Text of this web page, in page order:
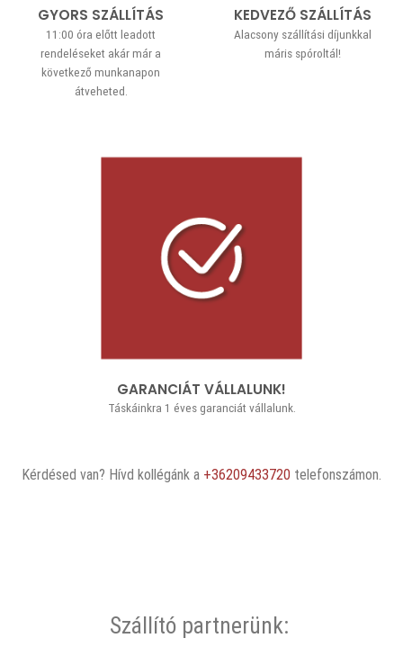
GYORS SZÁLLÍTÁS
11:00 óra előtt leadott
rendeléseket akár már a
következő munkanapon
átveheted.
KEDVEZŐ SZÁLLÍTÁS
Alacsony szállítási díjunkkal
máris spóroltál!
GARANCIÁT VÁLLALUNK!
Táskáinkra 1 éves garanciát vállalunk.
Kérdésed van? Hívd kollégánk a +36209433720 telefonszámon.
Szállító partnerünk: